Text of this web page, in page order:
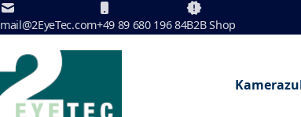
Zum Inhalt springen
mail@2EyeTec.com+49 89 680 196 84B2B Shop